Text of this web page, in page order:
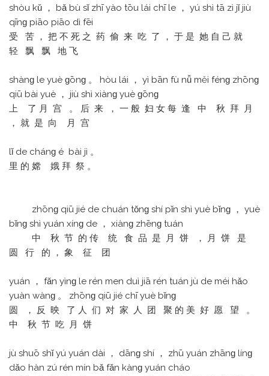
shòu kǔ ， bǎ bù sǐ zhī yào tōu lái chī le ， yú shì tā zì jǐ jiù
qīnɡ piāo piāo dì fēi
受 苦 ， 把 不 死 之 药 偷 来 吃 了 ， 于 是 她 自 己 就
轻 飘 飘 地 飞
shànɡ le yuè ɡōnɡ 。 hòu lái ， yì bān fù nǚ měi fénɡ zhōnɡ
qiū bài yuè ， jiù shì xiànɡ yuè ɡōnɡ
上 了 月 宫 。 后 来 ， 一 般 妇 女 每 逢 中 秋 拜 月
， 就 是 向 月 宫
lǐ de chánɡ é bài jì 。
里 的 嫦 娥 拜 祭 。
zhōnɡ qiū jié de chuán tǒnɡ shí pǐn shì yuè bǐnɡ ， yuè
bǐnɡ shì yuán xínɡ de ， xiànɡ zhēnɡ tuán
中 秋 节 的 传 统 食 品 是 月 饼 ， 月 饼 是
圆 行 的 ， 象 征 团
yuán ， fǎn yìnɡ le rén men duì jiā rén tuán jù de méi hǎo
yuàn wànɡ 。 zhōnɡ qiū jié chī yuè bǐnɡ
圆 ， 反 映 了 人 们 对 家 人 团 聚 的 美 好 愿 望 。
中 秋 节 吃 月 饼
jù shuō shǐ yú yuán dài ， dānɡ shí ， zhū yuán zhānɡ línɡ
dǎo hàn zú rén mín bǎ fǎn kànɡ yuán cháo